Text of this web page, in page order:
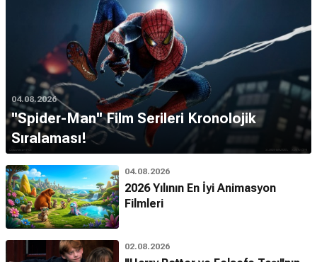
04.08.2026
''Spider-Man'' Film Serileri Kronolojik
Sıralaması!
04.08.2026
2026 Yılının En İyi Animasyon
Filmleri
02.08.2026